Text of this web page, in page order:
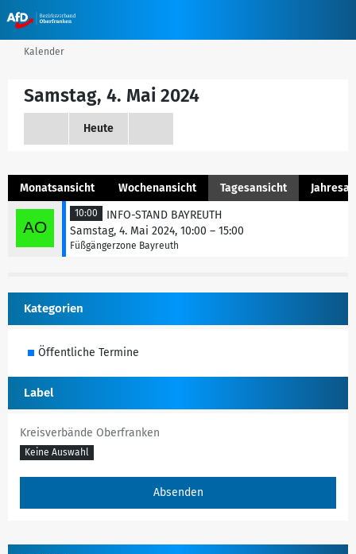
Kalender
Samstag, 4. Mai 2024
Heute
Monatsansicht Wochenansicht Tagesansicht
10:00
INFO-STAND BAYREUTH
Samstag, 4. Mai 2024, 10:00 – 15:00
Füßgängerzone Bayreuth
Kategorien
Öffentliche Termine
Label
Kreisverbände Oberfranken
Keine Auswahl